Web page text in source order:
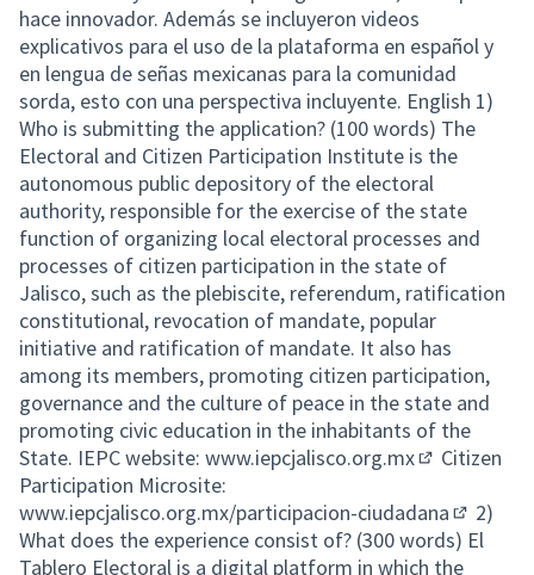
hace innovador. Además se incluyeron videos
explicativos para el uso de la plataforma en español y
en lengua de señas mexicanas para la comunidad
sorda, esto con una perspectiva incluyente. English 1)
Who is submitting the application? (100 words) The
Electoral and Citizen Participation Institute is the
autonomous public depository of the electoral
authority, responsible for the exercise of the state
function of organizing local electoral processes and
processes of citizen participation in the state of
Jalisco, such as the plebiscite, referendum, ratification
constitutional, revocation of mandate, popular
initiative and ratification of mandate. It also has
among its members, promoting citizen participation,
governance and the culture of peace in the state and
promoting civic education in the inhabitants of the
State. IEPC website: www.iepcjalisco.org.mx
Citizen
Participation Microsite:
www.iepcjalisco.org.mx/participacion-ciudadana
2)
What does the experience consist of? (300 words) El
Tablero Electoral is a digital platform in which the